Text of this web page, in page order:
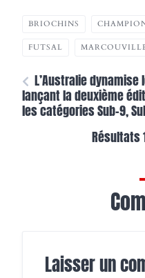
BRIOCHINS
FUTSAL
L’Australie dynamise
lançant la deuxième
les catégories Sub-9,
Résultats
Laisser un